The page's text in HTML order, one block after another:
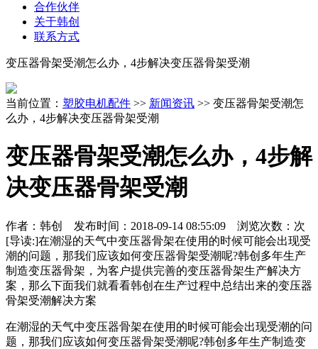
合作伙伴
关于韩创
联系方式
变压器骨架受潮怎么办，4步解决变压器骨架受潮
当前位置： 塑胶电机配件 >> 新闻资讯 >> 变压器骨架受潮怎
么办，4步解决变压器骨架受潮
变压器骨架受潮怎么办，4步解
决变压器骨架受潮
作者：韩创 发布时间： 2018-09-14 08:55:09 浏览次数： 次
[导读:]在潮湿的天气中变压器骨架在使用的时候可能会出现受
潮的问题，那我们应该如何变压器骨架受潮呢?韩创多年生产
制造变压器骨架，为客户提供完善的变压器骨架生产解决方
案，那么下面我们就看看韩创在生产过程中总结出来的变压器
骨架受潮解决方案
在潮湿的天气中变压器骨架在使用的时候可能会出现受潮的问
题，那我们应该如何变压器骨架受潮呢?韩创多年生产制造变